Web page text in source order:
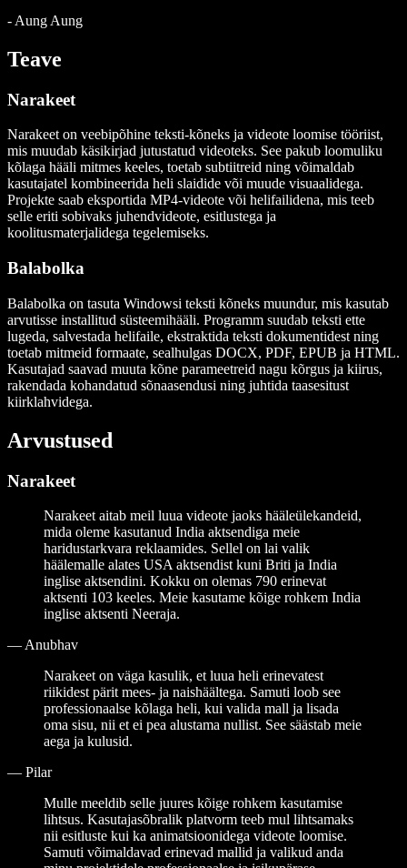
- Aung Aung
Teave
Narakeet
Narakeet on veebipõhine teksti-kõneks ja videote loomise tööriist,
mis muudab käsikirjad jutustatud videoteks. See pakub loomuliku
kõlaga hääli mitmes keeles, toetab subtiitreid ning võimaldab
kasutajatel kombineerida heli slaidide või muude visuaalidega.
Projekte saab eksportida MP4-videote või helifailidena, mis teeb
selle eriti sobivaks juhendvideote, esitlustega ja
koolitusmaterjalidega tegelemiseks.
Balabolka
Balabolka on tasuta Windowsi teksti kõneks muundur, mis kasutab
arvutisse installitud süsteemihääli. Programm suudab teksti ette
lugeda, salvestada helifaile, ekstraktida teksti dokumentidest ning
toetab mitmeid formaate, sealhulgas DOCX, PDF, EPUB ja HTML.
Kasutajad saavad muuta kõne parameetreid nagu kõrgus ja kiirus,
rakendada kohandatud sõnaasendusi ning juhtida taasesitust
kiirklahvidega.
Arvustused
Narakeet
Narakeet aitab meil luua videote jaoks hääleülekandeid,
mida oleme kasutanud India aktsendiga meie
haridustarkvara reklaamides. Sellel on lai valik
häälemalle alates USA aktsendist kuni Briti ja India
inglise aktsendini. Kokku on olemas 790 erinevat
aktsenti 103 keeles. Meie kasutame kõige rohkem India
inglise aktsenti Neeraja.
— Anubhav
Narakeet on väga kasulik, et luua heli erinevatest
riikidest pärit mees- ja naishäältega. Samuti loob see
professionaalse kõlaga heli, kui valida mall ja lisada
oma sisu, nii et ei pea alustama nullist. See säästab meie
aega ja kulusid.
— Pilar
Mulle meeldib selle juures kõige rohkem kasutamise
lihtsus. Kasutajasõbralik platvorm teeb mul lihtsamaks
nii esitluste kui ka animatsioonidega videote loomise.
Samuti võimaldavad erinevad mallid ja valikud anda